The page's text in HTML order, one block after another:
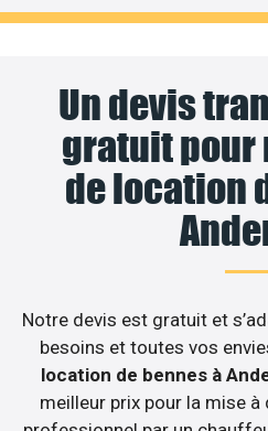
Un devis
gratuit pour
de location
Notre devis est gratuit et
besoins et toutes vos
location de bennes à
meilleur prix pour la mise